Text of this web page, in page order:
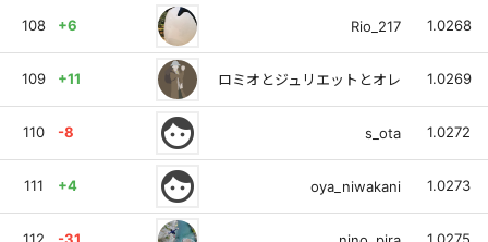
108 +6 Rio_217 1.0268
109 +11 ロミオとジュリエットとオレ 1.0269
110 -8 face s_ota 1.0272
111 +4 face oya_niwakani 1.0273